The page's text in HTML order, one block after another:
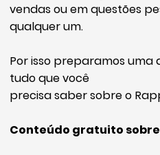
vendas ou em questões
qualquer um.
Por isso preparamos
tudo que você
precisa saber sobre o
Conteúdo gratuito